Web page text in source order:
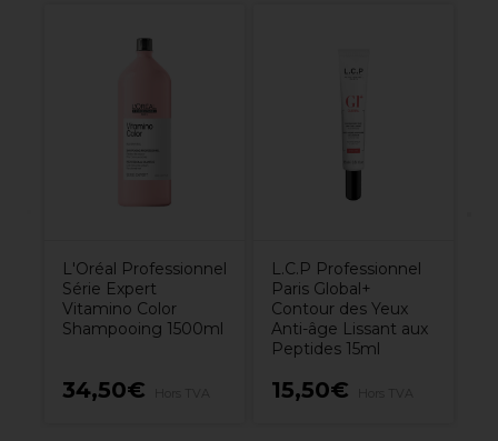
L'Oréal Professionnel
Série Expert
Vitamino Color
Shampooing 1500ml
34,50€
L.C.P Professionnel
Paris Global+
Contour des Yeux
Anti-âge Lissant aux
Peptides 15ml
15,50€